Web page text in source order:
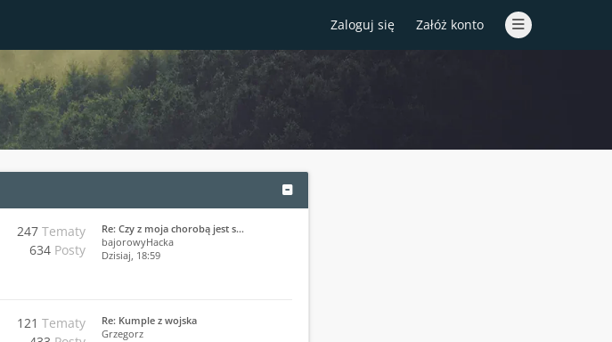
Zaloguj się Załóż konto
247 Tematy
634 Posty
Re: Czy z moja chorobą jest s…
bajorowyHacka
Dzisiaj, 18:59
121 Tematy
Re: Kumple z wojska
Grzegorz